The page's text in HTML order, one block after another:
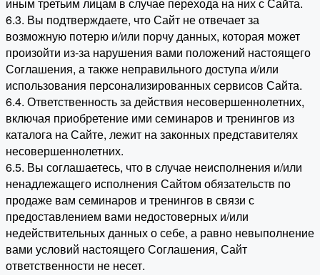
иным третьим лицам в случае перехода на них с Сайта.
6.3. Вы подтверждаете, что Сайт не отвечает за
возможную потерю и/или порчу данных, которая может
произойти из-за нарушения вами положений настоящего
Соглашения, а также неправильного доступа и/или
использования персонализированных сервисов Сайта.
6.4. Ответственность за действия несовершеннолетних,
включая приобретение ими семинаров и тренингов из
каталога на Сайте, лежит на законных представителях
несовершеннолетних.
6.5. Вы соглашаетесь, что в случае неисполнения и/или
ненадлежащего исполнения Сайтом обязательств по
продаже вам семинаров и тренингов в связи с
предоставлением вами недостоверных и/или
недействительных данных о себе, а равно невыполнение
вами условий настоящего Соглашения, Сайт
ответственности не несет.